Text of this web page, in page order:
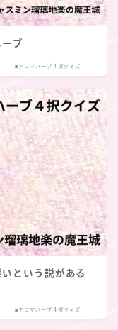
ブ
■アロマハーブ４択クイズ
という説がある
■アロマハーブ４択クイズ